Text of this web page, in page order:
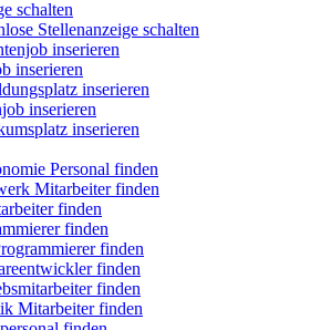
schalten
Stellenanzeige schalten
inserieren
inserieren
inserieren
inserieren
inserieren
Personal finden
Mitarbeiter finden
finden
finden
finden
finden
finden
Mitarbeiter finden